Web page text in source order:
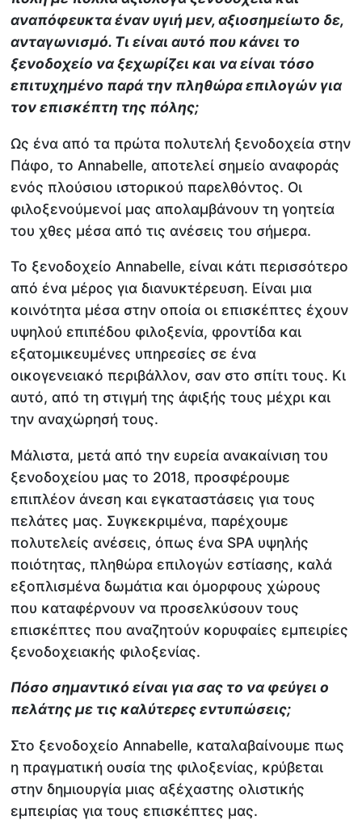
αναπόφευκτα έναν υγιή μεν, αξιοσημείωτο δε,
ανταγωνισμό. Τι είναι αυτό που κάνει το
ξενοδοχείο να ξεχωρίζει και να είναι τόσο
επιτυχημένο παρά την πληθώρα επιλογών για
τον επισκέπτη της πόλης;
Ως ένα από τα πρώτα πολυτελή ξενοδοχεία στην
Πάφο, το Annabelle, αποτελεί σημείο αναφοράς
ενός πλούσιου ιστορικού παρελθόντος. Οι
φιλοξενούμενοί μας απολαμβάνουν τη γοητεία
του χθες μέσα από τις ανέσεις του σήμερα.
Το ξενοδοχείο Annabelle, είναι κάτι περισσότερο
από ένα μέρος για διανυκτέρευση. Είναι μια
κοινότητα μέσα στην οποία οι επισκέπτες έχουν
υψηλού επιπέδου φιλοξενία, φροντίδα και
εξατομικευμένες υπηρεσίες σε ένα
οικογενειακό περιβάλλον, σαν στο σπίτι τους. Κι
αυτό, από τη στιγμή της άφιξής τους μέχρι και
την αναχώρησή τους.
Μάλιστα, μετά από την ευρεία ανακαίνιση του
ξενοδοχείου μας το 2018, προσφέρουμε
επιπλέον άνεση και εγκαταστάσεις για τους
πελάτες μας. Συγκεκριμένα, παρέχουμε
πολυτελείς ανέσεις, όπως ένα SPA υψηλής
ποιότητας, πληθώρα επιλογών εστίασης, καλά
εξοπλισμένα δωμάτια και όμορφους χώρους
που καταφέρνουν να προσελκύσουν τους
επισκέπτες που αναζητούν κορυφαίες εμπειρίες
ξενοδοχειακής φιλοξενίας.
Πόσο σημαντικό είναι για σας το να φεύγει ο
πελάτης με τις καλύτερες εντυπώσεις;
Στο ξενοδοχείο Annabelle, καταλαβαίνουμε πως
η πραγματική ουσία της φιλοξενίας, κρύβεται
στην δημιουργία μιας αξέχαστης ολιστικής
εμπειρίας για τους επισκέπτες μας.